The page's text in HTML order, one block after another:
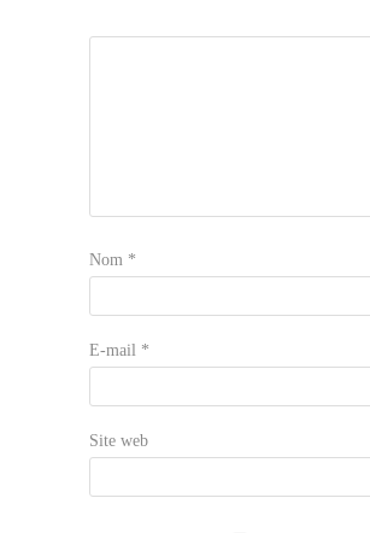
Nom *
E-mail *
Site web